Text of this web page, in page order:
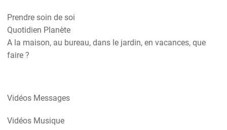
Prendre soin de soi
Quotidien Planète
A la maison, au bureau, dans le jardin, en vacances, que
faire ?
Vidéos Messages
Vidéos Musique